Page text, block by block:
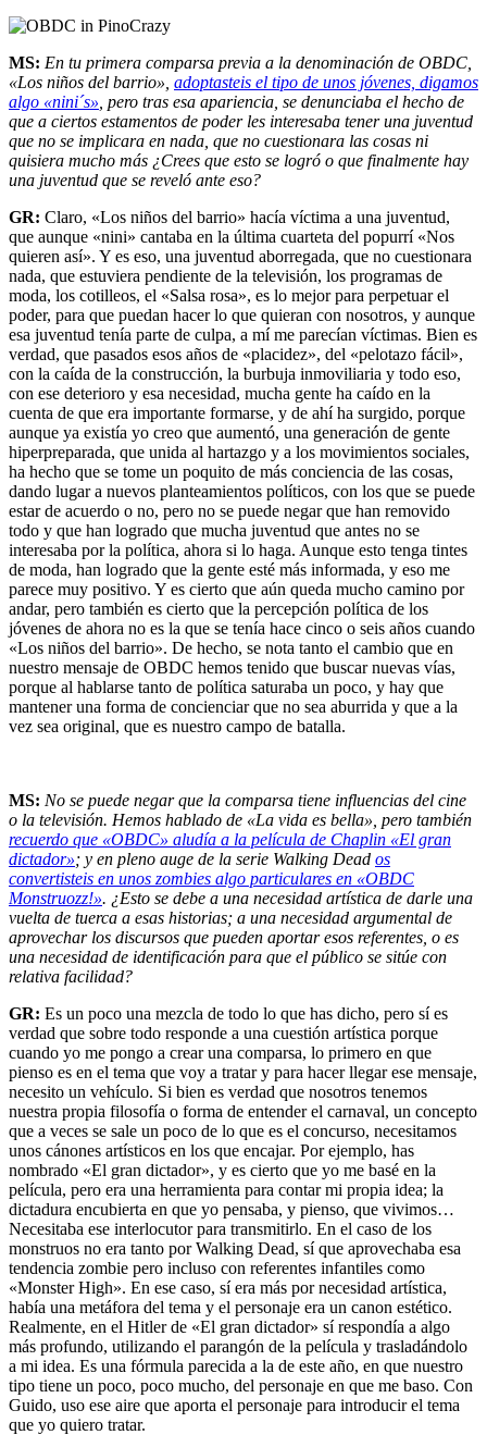
MS: En tu primera comparsa previa a la denominación de OBDC,
«Los niños del barrio», adoptasteis el tipo de unos jóvenes, digamos
algo «nini´s» , pero tras esa apariencia, se denunciaba el hecho de
que a ciertos estamentos de poder les interesaba tener una juventud
que no se implicara en nada, que no cuestionara las cosas ni
quisiera mucho más ¿Crees que esto se logró o que finalmente hay
una juventud que se reveló ante eso?
GR: Claro, «Los niños del barrio» hacía víctima a una juventud,
que aunque «nini» cantaba en la última cuarteta del popurrí «Nos
quieren así». Y es eso, una juventud aborregada, que no cuestionara
nada, que estuviera pendiente de la televisión, los programas de
moda, los cotilleos, el «Salsa rosa», es lo mejor para perpetuar el
poder, para que puedan hacer lo que quieran con nosotros, y aunque
esa juventud tenía parte de culpa, a mí me parecían víctimas. Bien es
verdad, que pasados esos años de «placidez», del «pelotazo fácil»,
con la caída de la construcción, la burbuja inmoviliaria y todo eso,
con ese deterioro y esa necesidad, mucha gente ha caído en la
cuenta de que era importante formarse, y de ahí ha surgido, porque
aunque ya existía yo creo que aumentó, una generación de gente
hiperpreparada, que unida al hartazgo y a los movimientos sociales,
ha hecho que se tome un poquito de más conciencia de las cosas,
dando lugar a nuevos planteamientos políticos, con los que se puede
estar de acuerdo o no, pero no se puede negar que han removido
todo y que han logrado que mucha juventud que antes no se
interesaba por la política, ahora si lo haga. Aunque esto tenga tintes
de moda, han logrado que la gente esté más informada, y eso me
parece muy positivo. Y es cierto que aún queda mucho camino por
andar, pero también es cierto que la percepción política de los
jóvenes de ahora no es la que se tenía hace cinco o seis años cuando
«Los niños del barrio». De hecho, se nota tanto el cambio que en
nuestro mensaje de OBDC hemos tenido que buscar nuevas vías,
porque al hablarse tanto de política saturaba un poco, y hay que
mantener una forma de concienciar que no sea aburrida y que a la
vez sea original, que es nuestro campo de batalla.
MS: No se puede negar que la comparsa tiene influencias del cine
o la televisión. Hemos hablado de «La vida es bella», pero también
recuerdo que «OBDC» aludía a la película de Chaplin «El gran
dictador»; y en pleno auge de la serie Walking Dead os
convertisteis en unos zombies algo particulares en «OBDC
Monstruozz!». ¿Esto se debe a una necesidad artística de darle una
vuelta de tuerca a esas historias; a una necesidad argumental de
aprovechar los discursos que pueden aportar esos referentes, o es
una necesidad de identificación para que el público se sitúe con
relativa facilidad?
GR: Es un poco una mezcla de todo lo que has dicho, pero sí es
verdad que sobre todo responde a una cuestión artística porque
cuando yo me pongo a crear una comparsa, lo primero en que
pienso es en el tema que voy a tratar y para hacer llegar ese mensaje,
necesito un vehículo. Si bien es verdad que nosotros tenemos
nuestra propia filosofía o forma de entender el carnaval, un concepto
que a veces se sale un poco de lo que es el concurso, necesitamos
unos cánones artísticos en los que encajar. Por ejemplo, has
nombrado «El gran dictador», y es cierto que yo me basé en la
película, pero era una herramienta para contar mi propia idea; la
dictadura encubierta en que yo pensaba, y pienso, que vivimos…
Necesitaba ese interlocutor para transmitirlo. En el caso de los
monstruos no era tanto por Walking Dead, sí que aprovechaba esa
tendencia zombie pero incluso con referentes infantiles como
«Monster High». En ese caso, sí era más por necesidad artística,
había una metáfora del tema y el personaje era un canon estético.
Realmente, en el Hitler de «El gran dictador» sí respondía a algo
más profundo, utilizando el parangón de la película y trasladándolo
a mi idea. Es una fórmula parecida a la de este año, en que nuestro
tipo tiene un poco, poco mucho, del personaje en que me baso. Con
Guido, uso ese aire que aporta el personaje para introducir el tema
que yo quiero tratar.